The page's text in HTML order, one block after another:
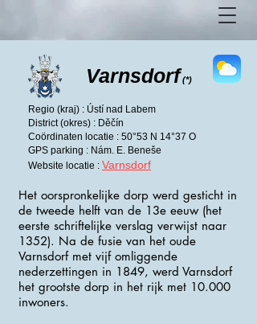
Varnsdorf (*)
Regio (kraj) : Ústí nad Labem
District (okres) : Děčín
Coördinaten locatie : 50°53 N 14°37 O
GPS parking : Nám. E. Beneše
Website locatie : Varnsdorf
Het oorspronkelijke dorp werd gesticht in
de tweede helft van de 13e eeuw (het
eerste schriftelijke verslag verwijst naar
1352). Na de fusie van het oude
Varnsdorf met vijf omliggende
nederzettingen in 1849, werd Varnsdorf
het grootste dorp in het rijk met 10.000
inwoners.